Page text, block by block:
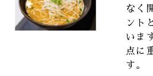
なく
ント
いま
点に
す。